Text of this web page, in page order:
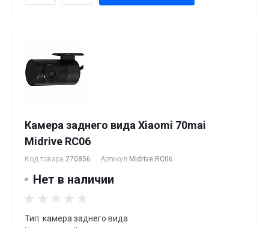
Камера заднего вида Xiaomi 70mai
Midrive RC06
Код товара 270856 Артикул Midrive RC06
Нет в наличии
Тип: камера заднего вида